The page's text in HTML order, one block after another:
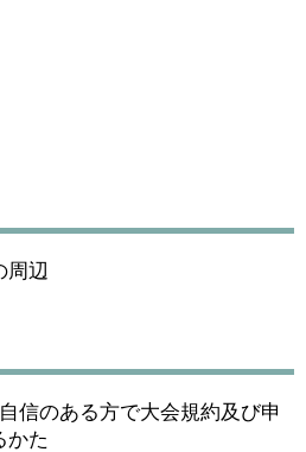
周辺
信のある方で大会規約及び申
かた